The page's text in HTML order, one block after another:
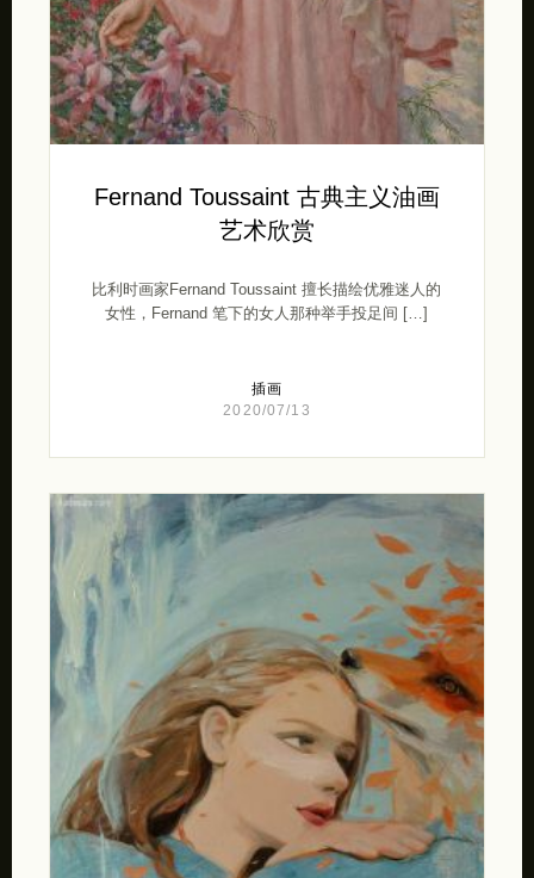
Fernand Toussaint 古典主义油画
艺术欣赏
比利时画家Fernand Toussaint 擅长描绘优雅迷人的
女性，Fernand 笔下的女人那种举手投足间 […]
插画
2020/07/13